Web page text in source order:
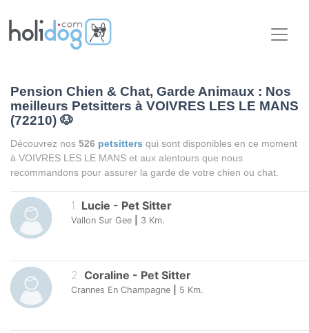
Pension Chien & Chat, Garde Animaux : Nos
meilleurs Petsitters à VOIVRES LES LE MANS
(72210) 🐶
Découvrez nos 526 petsitters qui sont disponibles en ce moment
à VOIVRES LES LE MANS et aux alentours que nous
recommandons pour assurer la garde de votre chien ou chat.
1. Lucie - Pet Sitter
Vallon Sur Gee 3 Km.
2. Coraline - Pet Sitter
Crannes En Champagne 5 Km.